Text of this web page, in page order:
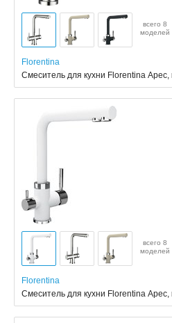
всего 8
моделей
Florentina
Смеситель для кухни Florentina Арес,
всего 8
моделей
Florentina
Смеситель для кухни Florentina Арес,